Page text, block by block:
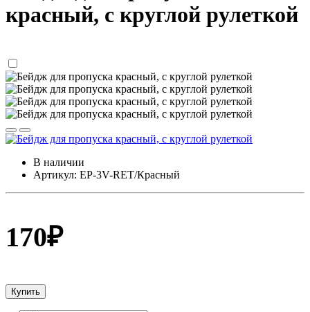
красный, с круглой рулеткой
В наличии
Артикул: EP-3V-RET/Красный
170₽
Купить